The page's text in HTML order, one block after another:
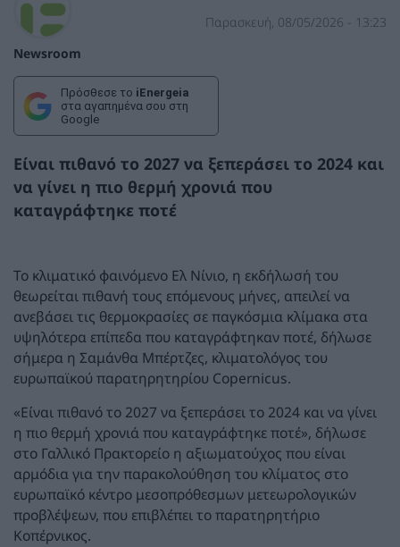
Newsroom
Παρασκευή, 08/05/2026 - 13:23
Πρόσθεσε το iEnergeia
στα αγαπημένα σου στη
Google
Είναι πιθανό το 2027 να ξεπεράσει το 2024 και
να γίνει η πιο θερμή χρονιά που
καταγράφτηκε ποτέ
Το κλιματικό φαινόμενο Ελ Νίνιο, η εκδήλωσή του
θεωρείται πιθανή τους επόμενους μήνες, απειλεί να
ανεβάσει τις θερμοκρασίες σε παγκόσμια κλίμακα στα
υψηλότερα επίπεδα που καταγράφτηκαν ποτέ, δήλωσε
σήμερα η Σαμάνθα Μπέρτζες, κλιματολόγος του
ευρωπαϊκού παρατηρητηρίου Copernicus.
«Είναι πιθανό το 2027 να ξεπεράσει το 2024 και να γίνει
η πιο θερμή χρονιά που καταγράφτηκε ποτέ», δήλωσε
στο Γαλλικό Πρακτορείο η αξιωματούχος που είναι
αρμόδια για την παρακολούθηση του κλίματος στο
ευρωπαϊκό κέντρο μεσοπρόθεσμων μετεωρολογικών
προβλέψεων, που επιβλέπει το παρατηρητήριο
Κοπέρνικος.